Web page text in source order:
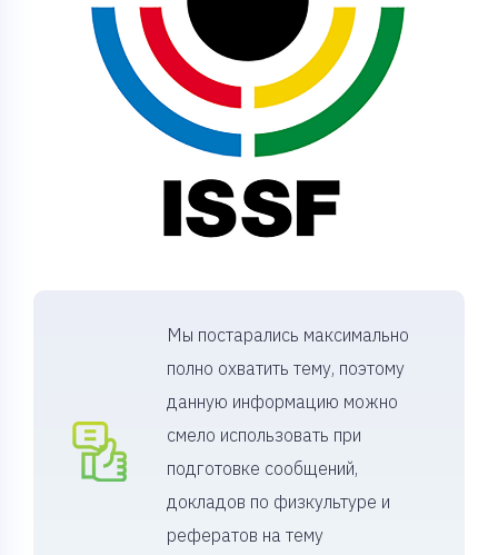
Мы постарались максимально
полно охватить тему, поэтому
данную информацию можно
смело использовать при
подготовке сообщений,
докладов по физкультуре и
рефератов на тему